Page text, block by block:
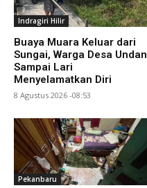
Indragiri Hilir
Buaya Muara Keluar dari
Sungai, Warga Desa Undan
Sampai Lari
Menyelamatkan Diri
8 Agustus 2026 -08:53
Pekanbaru